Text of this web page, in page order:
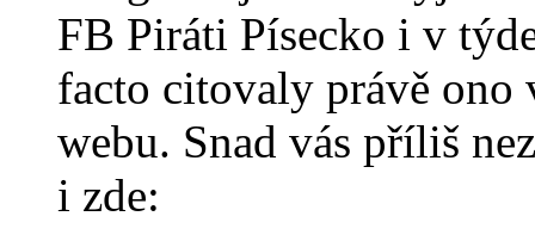
FB Piráti Písecko i v
facto citovaly právě ono
webu. Snad vás příliš
i zde: